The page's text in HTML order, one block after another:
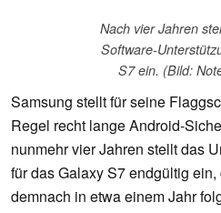
Nach vier Jahren
Software-
S7 ein. (Bild:
Samsung stellt für seine
Regel recht lange Android-
nunmehr vier Jahren stellt das
für das Galaxy S7 endgültig
demnach in etwa einem Jahr